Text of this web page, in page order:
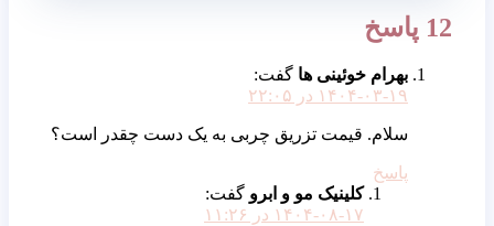
12 پاسخ
بهرام خوئینی ها گفت:
۱۴۰۴-۰۳-۱۹ در ۲۲:۰۵
سلام. قیمت تزریق چربی به یک دست چقدر است؟
پاسخ
کلینیک مو و ابرو گفت:
۱۴۰۴-۰۸-۱۷ در ۱۱:۲۶